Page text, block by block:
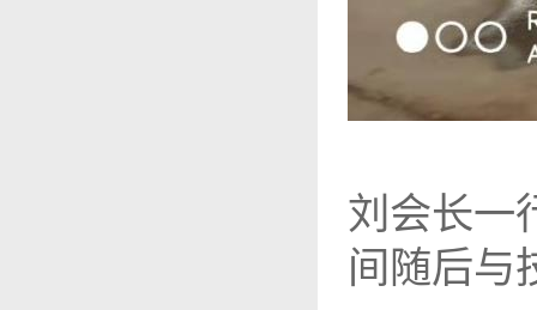
刘会长一
间随后与